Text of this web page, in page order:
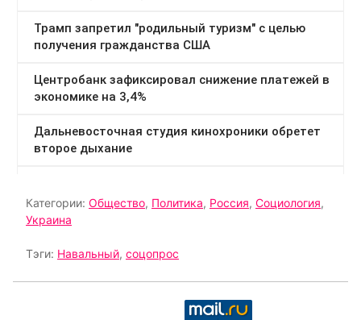
Категории: Общество, Политика, Россия, Социология,
Украина
Тэги: Навальный, соцопрос